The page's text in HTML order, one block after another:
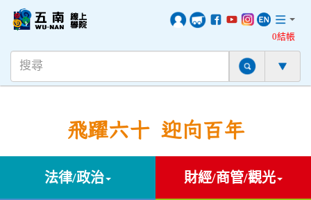
0結帳
飛躍六十 迎向百年
法律/政治 財經/商管/觀光